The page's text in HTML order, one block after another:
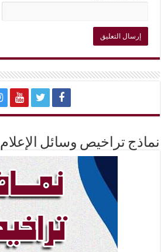
نماذج تراخيص وسائل الإعلام